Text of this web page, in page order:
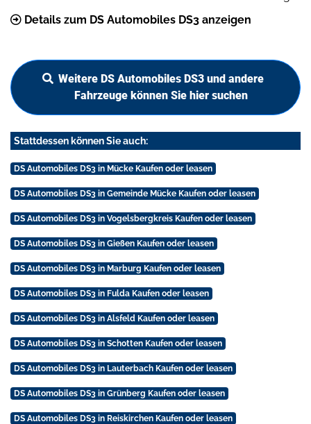
Details zum DS Automobiles DS3 anzeigen
Weitere DS Automobiles DS3 und andere
Fahrzeuge können Sie hier suchen
Stattdessen können Sie auch:
DS Automobiles DS3 in Mücke Kaufen oder leasen
DS Automobiles DS3 in Gemeinde Mücke Kaufen oder leasen
DS Automobiles DS3 in Vogelsbergkreis Kaufen oder leasen
DS Automobiles DS3 in Gießen Kaufen oder leasen
DS Automobiles DS3 in Marburg Kaufen oder leasen
DS Automobiles DS3 in Fulda Kaufen oder leasen
DS Automobiles DS3 in Alsfeld Kaufen oder leasen
DS Automobiles DS3 in Schotten Kaufen oder leasen
DS Automobiles DS3 in Lauterbach Kaufen oder leasen
DS Automobiles DS3 in Grünberg Kaufen oder leasen
DS Automobiles DS3 in Reiskirchen Kaufen oder leasen